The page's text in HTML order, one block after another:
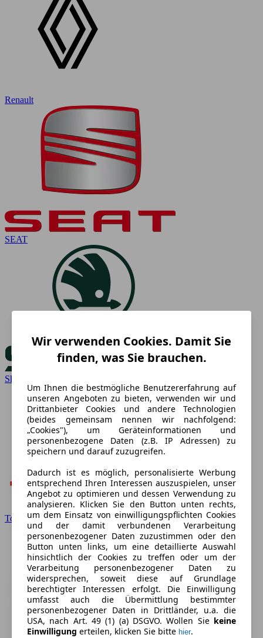
Wir verwenden Cookies. Damit Sie
finden, was Sie brauchen.
Um Ihnen die bestmögliche Benutzererfahrung auf
unseren Angeboten zu bieten, verwenden wir und
Drittanbieter Cookies und andere Technologien
(beides gemeinsam nennen wir nachfolgend:
„Cookies"), um Geräteinformationen und
personenbezogene Daten (z.B. IP Adressen) zu
speichern und darauf zuzugreifen.
Dadurch ist es möglich, personalisierte Werbung
entsprechend Ihren Interessen auszuspielen, unser
Angebot zu optimieren und dessen Verwendung zu
analysieren. Klicken Sie den Button unten rechts,
um dem Einsatz von einwilligungspflichten Cookies
und der damit verbundenen Verarbeitung
personenbezogener Daten zuzustimmen oder den
Button unten links, um eine detaillierte Auswahl
hinsichtlich der Cookies zu treffen oder um der
Verarbeitung personenbezogener Daten zu
widersprechen, soweit diese auf Grundlage
berechtigter Interessen erfolgt. Die Einwilligung
umfasst auch die Übermittlung bestimmter
personenbezogener Daten in Drittländer, u.a. die
USA, nach Art. 49 (1) (a) DSGVO. Wollen Sie keine
Einwilligung erteilen, klicken Sie bitte hier.
Renault
SEAT
Skoda
Toyota